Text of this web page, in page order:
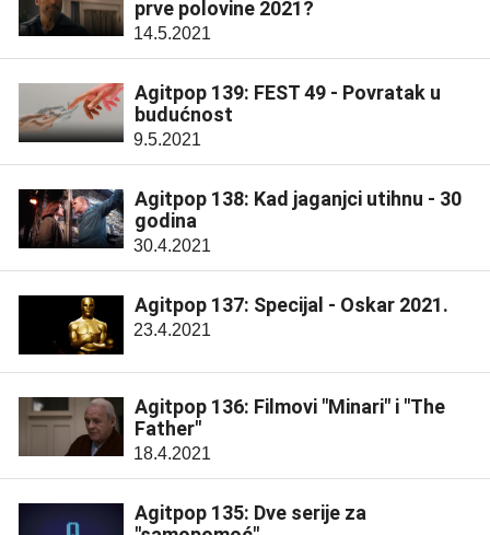
prve polovine 2021?
14.5.2021
Agitpop 139: FEST 49 - Povratak u
budućnost
9.5.2021
Agitpop 138: Kad jaganjci utihnu - 30
godina
30.4.2021
Agitpop 137: Specijal - Oskar 2021.
23.4.2021
Agitpop 136: Filmovi "Minari" i "The
Father"
18.4.2021
Agitpop 135: Dve serije za